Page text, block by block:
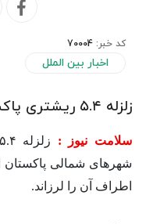
کد خبر: 70004
اخبار بین الملل
زلزله ۵.۴ ریشتری پاکستان را لرزاند
سلامت نیوز :
شهرهای شمالی پاکستان
اطراف آن را لرزاند.